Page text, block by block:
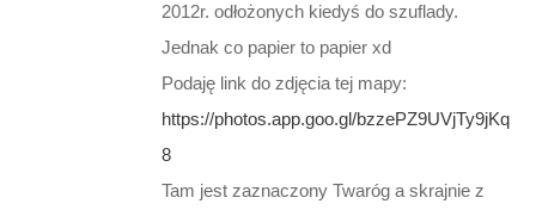
2012r. odłożonych kiedyś do szuflady.
Jednak co papier to papier xd
Podaję link do zdjęcia tej mapy:
https://photos.app.goo.gl/bzzePZ9UVjTy9jKq
8
Tam jest zaznaczony Twaróg a skrajnie z